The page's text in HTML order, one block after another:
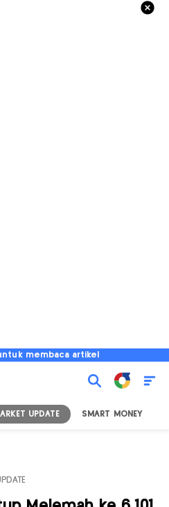
membaca artikel
UPDATE SMART MONEY